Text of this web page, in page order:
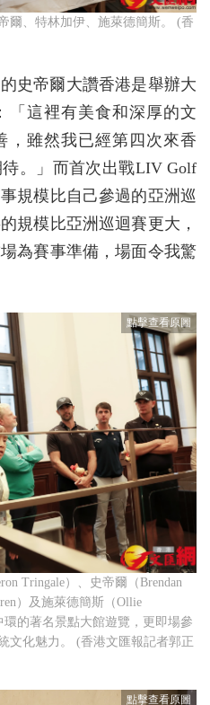
爾、特林加伊、施萊德簡斯。 (香
史帝爾大讚香港是舉辦大
「這裡有美食和深厚的文
，雖然我已經第四次來香
。」而首次出戰LIV Golf
規模比自己參過的亞洲巡
規模比亞洲巡迴賽更大，
為賽事準備，場面令我驚
Tringale）、史帝爾（Brendan
）及施萊德簡斯（Ollie
環的著名景點大館遊覽，更即場參
文化魅力。 (香港文匯報記者郭正